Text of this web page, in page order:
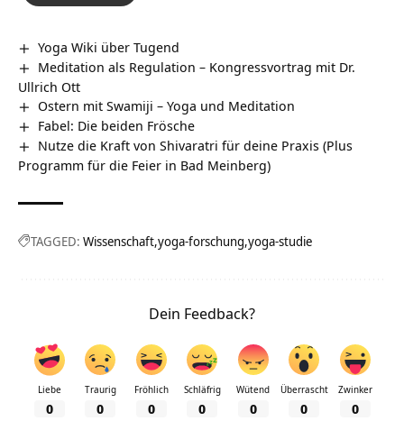
Yoga Wiki über Tugend
Meditation als Regulation – Kongressvortrag mit Dr.
Ullrich Ott
Ostern mit Swamiji – Yoga und Meditation
Fabel: Die beiden Frösche
Nutze die Kraft von Shivaratri für deine Praxis (Plus
Programm für die Feier in Bad Meinberg)
TAGGED: Wissenschaft yoga-forschung yoga-studie
Dein Feedback?
Liebe
0
Traurig
0
Fröhlich
0
Schläfrig
0
Wütend
0
Überrascht
0
Zwinker
0